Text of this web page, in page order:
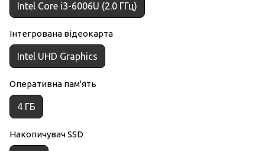
Intel Core i3-6006U (2.0 ГГц)
Інтегрована відеокарта
Intel UHD Graphics
Оперативна пам'ять
4 ГБ
Накопичувач SSD